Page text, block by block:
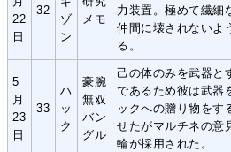
22
日
32
ゾ
ン
メモ
力装置。極めて繊細
仲間に壊されないよ
る。
5
月
23
日
33
ハ
ッ
ク
豪腕
無双
バン
グル
己の体のみを武器と
であるため彼は武器
ックへの贈り物をす
せたがマルチネの意
輪が採用された。